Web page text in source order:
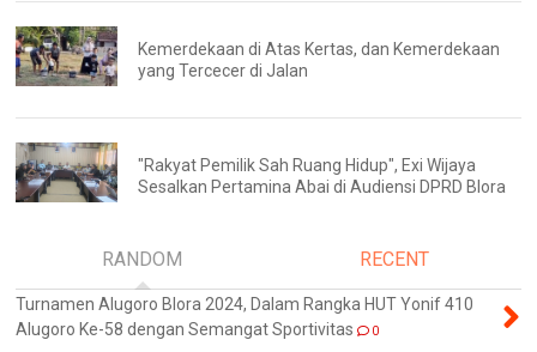
Kemerdekaan di Atas Kertas, dan Kemerdekaan
yang Tercecer di Jalan
"Rakyat Pemilik Sah Ruang Hidup", Exi Wijaya
Sesalkan Pertamina Abai di Audiensi DPRD Blora
RANDOM RECENT
Turnamen Alugoro Blora 2024, Dalam Rangka HUT Yonif 410
Alugoro Ke-58 dengan Semangat Sportivitas
0